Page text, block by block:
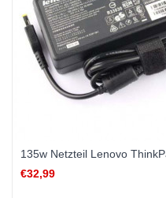
135w Netzteil Lenovo
€32,99